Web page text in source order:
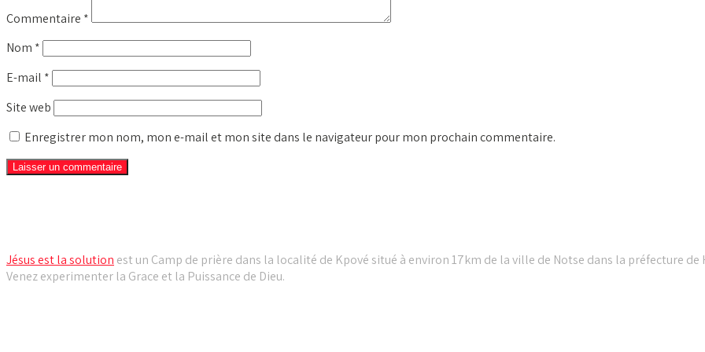
Commentaire *
Nom *
E-mail *
Site web
Enregistrer mon nom, mon e-mail et mon site dans le navigateur pour mon prochain commentaire.
Jésus est la solution est un Camp de prière dans la localité de Kpové situé à environ 17km de la ville de Notse dans la préfecture de
Venez experimenter la Grace et la Puissance de Dieu.